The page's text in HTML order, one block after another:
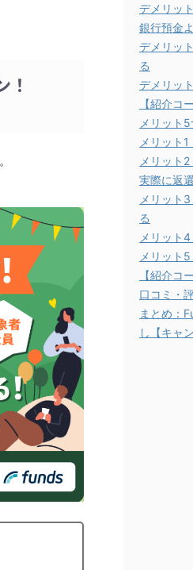
デメリッ
銀行預金
デメリッ
る
デメリッ
【紹介コ
メリット5
メリット
メリット
実際に返
メリット
る
メリット
メリット
【紹介コ
口コミ・
まとめ：
し【キャ